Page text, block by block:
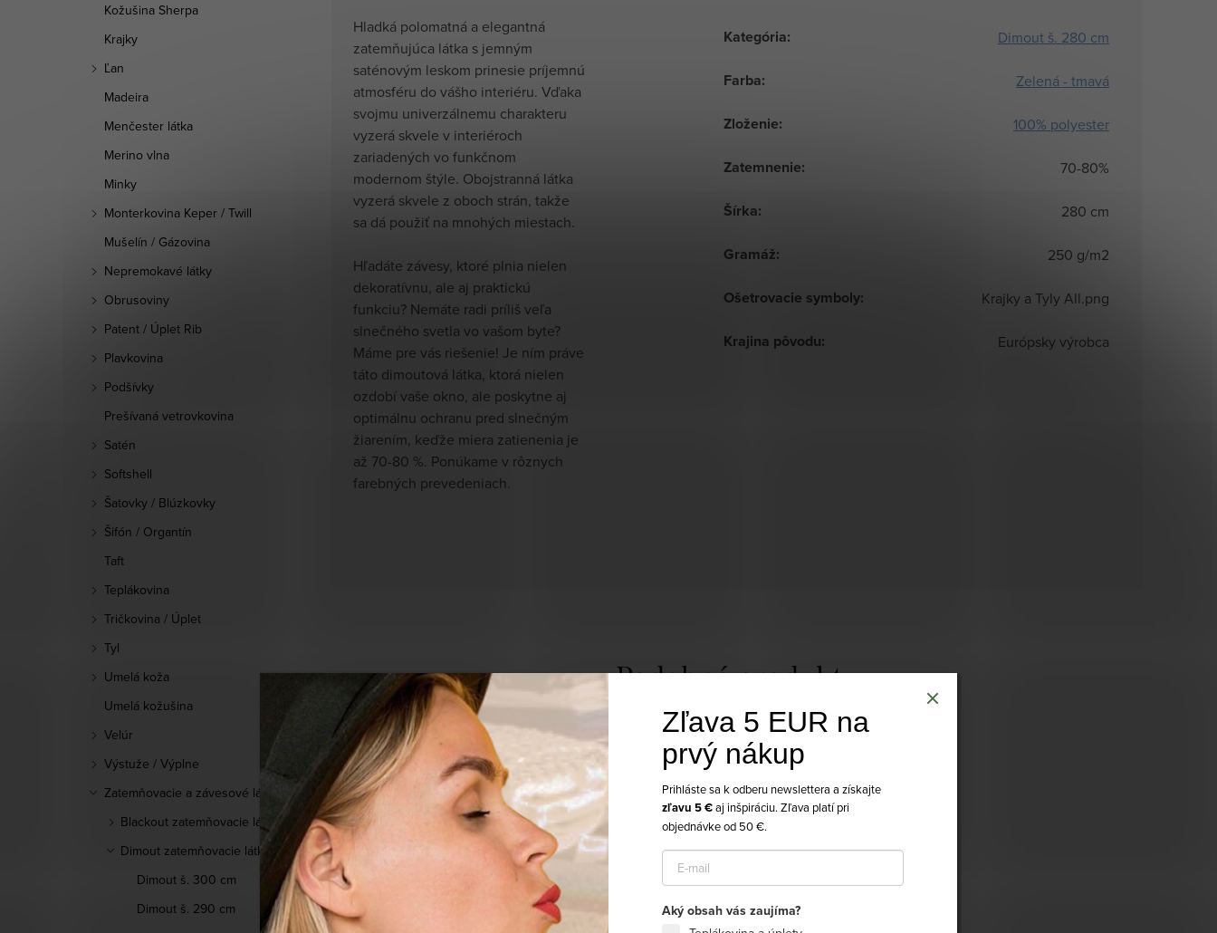
Používame súbory cookie, aby sme vám
umožnili pohodlné prehliadanie webovej
stránky a vďaka analýze neustále zlepšovali jej
funkcie, výkon a použiteľnosť.
Viac informácií
Kožušina Sherpa
Krajky
Ľan
Madeira
Menčester látka
Merino vlna
Minky
Monterkovina Keper / Twill
Mušelín / Gázovina
Nepremokavé látky
Obrusoviny
Patent / Úplet Rib
Plavkovina
Podšívky
Prešívaná vetrovkovina
Satén
Softshell
Šatovky / Blúzkovky
Šifón / Organtín
Taft
Teplákovina
Tričkovina / Úplet
Tyl
Umelá koža
Umelá kožušina
Velúr
Výstuže / Výplne
Zatemňovacie a závesové látky
Blackout zatemňovacie látky
Dimout zatemňovacie látky
Dimout š. 300 cm
Dimout š. 290 cm
Hladká polomatná a elegantná
zatemňujúca látka s jemným
saténovým leskom prinesie príjemnú
atmosféru do vášho interiéru. Vďaka
svojmu univerzálnemu charakteru
vyzerá skvele v interiéroch
zariadených vo funkčnom
modernom štýle. Obojstranná látka
vyzerá skvele z oboch strán, takže
sa dá použiť na mnohých miestach.
Hľadáte závesy, ktoré plnia nielen
dekoratívnu, ale aj praktickú
funkciu? Nemáte radi príliš veľa
slnečného svetla vo vašom byte?
Máme pre vás riešenie! Je ním práve
táto dimoutová látka, ktorá nielen
ozdobí vaše okno, ale poskytne aj
optimálnu ochranu pred slnečným
žiarením, keďže miera zatienenia je
až 70-80 %. Ponúkame v rôznych
farebných prevedeniach.
Kategória: Dimout š. 280 cm
Farba: Zelená - tmavá
Zloženie: 100% polyester
Zatemnenie: 70-80%
Šírka: 280 cm
Gramáž: 250 g/m2
Ošetrovacie symboly: Krajky a Tyly All.png
Krajina pôvodu: Európsky výrobca
Zľava 5 EUR na
prvý nákup
Prihláste sa k odberu newslettera a získajte
zľavu 5 €aj inšpiráciu. Zľava platí pri
objednávke od 50 €.
Aký obsah vás zaujíma?